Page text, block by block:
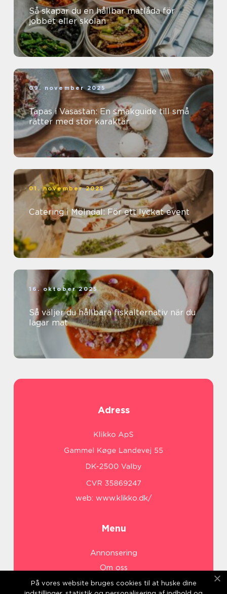
Så skapar du en hållbar matlåda för
jobbet eller skolan
09. november 2025
Tapas i Vasastan: En smakguide till små
rätter med stor karaktär
01. november 2025
Catering i Mölndal: För ett lyckat event
16. oktober 2025
Så väljer du hållbara fiskalternativ när du
lagar mat
Adress
web: www.klikko.dk/
Menu
Annonsering
Om oss
Cookies
På vores website bruges cookies til at huske dine